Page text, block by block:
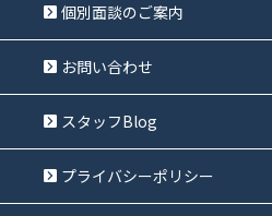
個別面談のご案内
お問い合わせ
スタッフBlog
プライバシーポリシー